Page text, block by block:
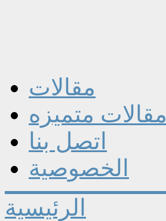
مقالات
مقالات متميزه
اتصل بنا
الخصوصية
الرئيسية